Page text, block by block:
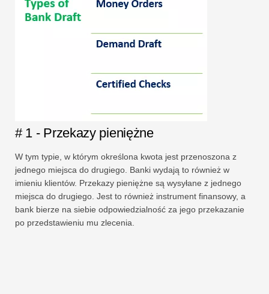
# 1 - Przekazy pieniężne
W tym typie, w którym określona kwota jest przenoszona z
jednego miejsca do drugiego. Banki wydają to również w
imieniu klientów. Przekazy pieniężne są wysyłane z jednego
miejsca do drugiego. Jest to również instrument finansowy, a
bank bierze na siebie odpowiedzialność za jego przekazanie
po przedstawieniu mu zlecenia.